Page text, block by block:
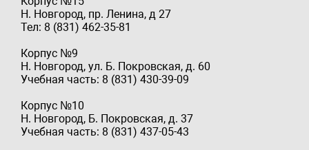
Н. Новгород, пр. Ленина, д 27
Тел: 8 (831) 462-35-81
Корпус №9
Н. Новгород, ул. Б. Покровская, д. 60
Учебная часть: 8 (831) 430-39-09
Корпус №10
Н. Новгород, Б. Покровская, д. 37
Учебная часть: 8 (831) 437-05-43